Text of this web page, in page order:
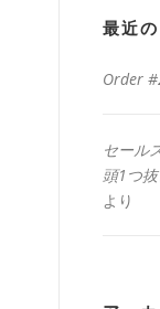
最近
Order
セール
頭1つ
より